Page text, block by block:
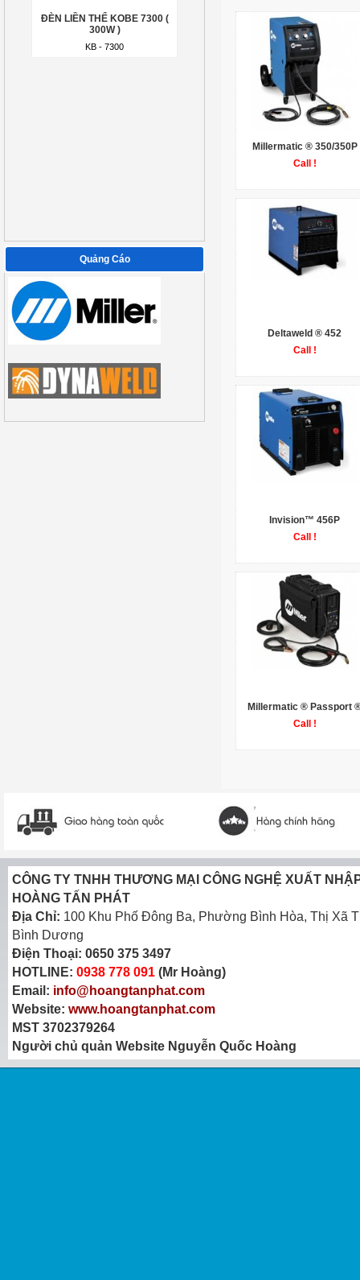
300W )
KB - 7300
Quảng Cáo
Millermatic ® 350/350P
Call !
Deltaweld ® 452
Call !
Invision™ 456P
Call !
Millermatic ® Passport
Call !
CÔNG TY TNHH THƯƠNG MẠI CÔNG NGHỆ XUẤT
HOÀNG TẤN PHÁT
Địa Chỉ: 100 Khu Phố Đông Ba, Phường Bình Hòa, Thị Xã
Bình Dương
Điện Thoại: 0650 375 3497
HOTLINE: 0938 778 091 (Mr Hoàng)
Email: info@hoangtanphat.com
Website: www.hoangtanphat.com
MST 3702379264
Người chủ quản Website Nguyễn Quốc Hoàng